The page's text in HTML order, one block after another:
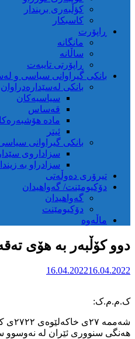
کؤڵبەری بریندار
کاسبکار
ڕاپۆرت
مانگانە
ساڵانە
ڕاپۆرتی تایبەت
بانکی گیراوانی سیاسی و
بانکی لەسێدارەدراوان
سیاسیەکان
قەساس
مادە
ئیتر
بانکی گیراوانی
سزاداروی
سزادراو بە
تیرۆری دەوڵەتی
دۆکیومێنت/ گەواهیدان
گەواهیدان
دۆکیومێنت
ماڵەوە
دوو کۆڵبەر بە هۆی
16.04.202216.04.2022
ک.م.م.ک:
هەنگی سنووری ئێران لە نەوسوو